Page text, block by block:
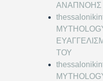
ΑΝΑΠΝΟΗΣ
ΤΟΥ